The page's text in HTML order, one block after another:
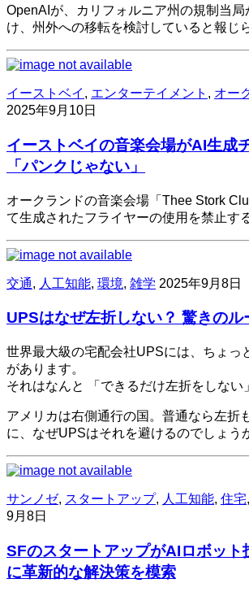
OpenAIが、カリフォルニア州の規制当局
け、州外への移転を検討していると報じ
イーストベイ , エンターテイメント , オー
2025年9月10日
イーストベイの音楽会場がAI生成
「パンクじゃない」
オークランドの音楽会場「Thee Stork
て生成されたフライヤーの使用を禁止す
交通, 人工知能, 環境, 雑学 2025年9月8日
UPSはなぜ左折しない？ 驚きのル
世界最大級の宅配会社UPSには、ちょっ
があります。
それはなんと 「できるだけ左折をしない
アメリカは右側通行の国。普通なら左折
に、なぜUPSはそれを避けるのでしょう
サンノゼ, スタートアップ, 人工知能, 住宅,
9月8日
SFのスタートアップがAIロボット
に革新的な解決策を模索